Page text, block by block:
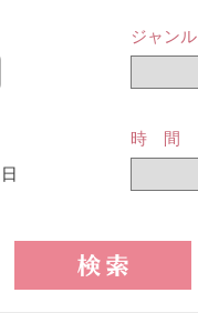
健康・スポーツ
ジャンル
日
時 間